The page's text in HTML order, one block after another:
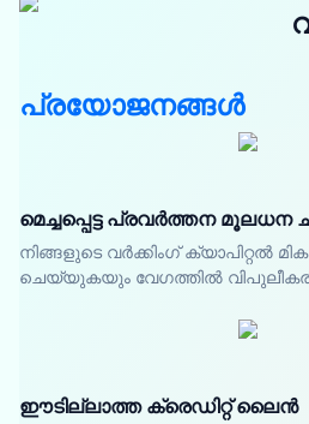
പ്രയോജനങ്ങൾ
മെച്ചപ്പെട്ട പ്രവർത്തന
നിങ്ങളുടെ വർക്കിംഗ് ക്യാപിറ്റൽ
ചെയ്യുകയും വേഗത്തിൽ
ഈടില്ലാത്ത ക്രെഡിറ്റ് ലൈൻ